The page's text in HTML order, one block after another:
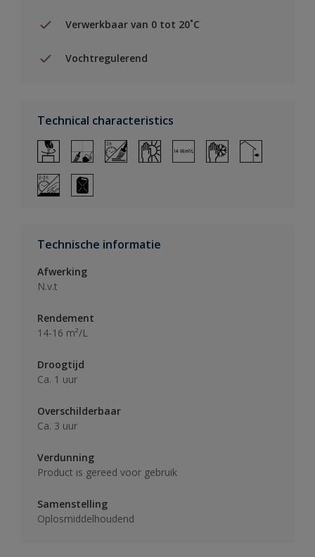
Verwerkbaar van 0 tot 20˚C
Vochtregulerend
Technical characteristics
Technische informatie
Afwerking
N.v.t
Rendement
14-16 m²/L
Droogtijd
Ca. 1 uur
Overschilderbaar
Ca. 3 uur
Verdunning
Product is gereed voor gebruik
Samenstelling
Oplosmiddelhoudend